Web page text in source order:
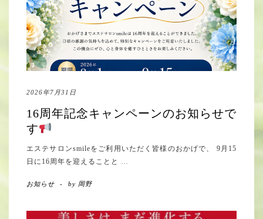
2026年7月31日
16周年記念キャンペーンのお知らせで
す
エステサロンsmileをご利用いただく皆様のおかげで、 9月15
日に16周年を迎えることと …
お知らせ - by 岡野